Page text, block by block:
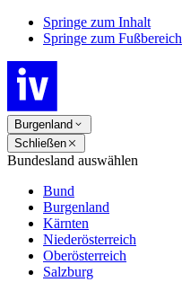
Springe zum Inhalt
Springe zum Fußbereich
Burgenland
Schließen
Bundesland auswählen
Bund
Burgenland
Kärnten
Niederösterreich
Oberösterreich
Salzburg